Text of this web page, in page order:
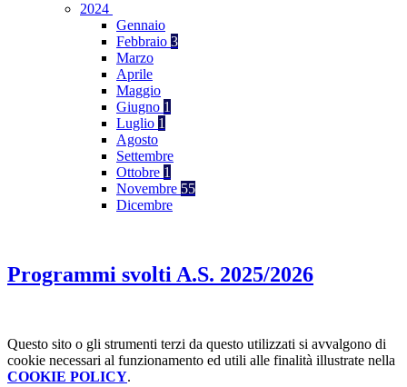
2024
Gennaio
Febbraio 3
Marzo
Aprile
Maggio
Giugno 1
Luglio 1
Agosto
Settembre
Ottobre 1
Novembre 55
Dicembre
Programmi svolti A.S. 2025/2026
Questo sito o gli strumenti terzi da questo utilizzati si avvalgono di
cookie necessari al funzionamento ed utili alle finalità illustrate nella
COOKIE POLICY.